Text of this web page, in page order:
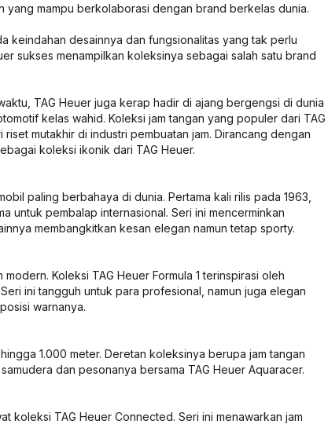
yang mampu berkolaborasi dengan brand berkelas dunia.
keindahan desainnya dan fungsionalitas yang tak perlu
sukses menampilkan koleksinya sebagai salah satu brand
TAG Heuer juga kerap hadir di ajang bergengsi di dunia
kelas wahid. Koleksi jam tangan yang populer dari TAG
mutakhir di industri pembuatan jam. Dirancang dengan
koleksi ikonik dari TAG Heuer.
paling berbahaya di dunia. Pertama kali rilis pada 1963,
untuk pembalap internasional. Seri ini mencerminkan
membangkitkan kesan elegan namun tetap sporty.
Koleksi TAG Heuer Formula 1 terinspirasi oleh
ini tangguh untuk para profesional, namun juga elegan
warnanya.
1.000 meter. Deretan koleksinya berupa jam tangan
dan pesonanya bersama TAG Heuer Aquaracer.
koleksi TAG Heuer Connected. Seri ini menawarkan jam